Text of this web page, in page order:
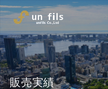
販売実績